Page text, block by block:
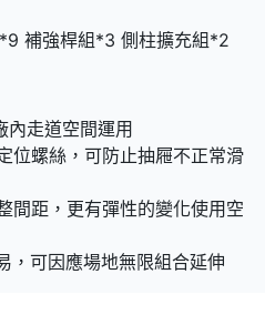
補強桿組*3 側柱擴充組*2
內走道空間運用
位螺絲，可防止抽屜不正常滑
間距，更有彈性的變化使用空
，可因應場地無限組合延伸